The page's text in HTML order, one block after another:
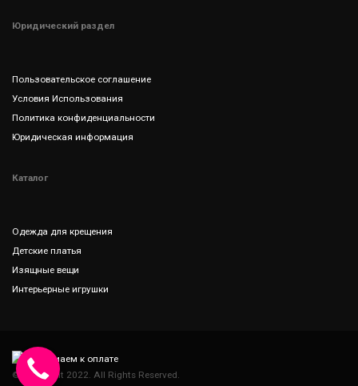
Юридический раздел
Пользовательское соглашение
Условия Использования
Политика конфиденциальности
Юридическая информация
Каталог
Одежда для крещения
Детские платья
Изящные вещи
Интерьерные игрушки
© Copyright 2022. All Rights Reserved.